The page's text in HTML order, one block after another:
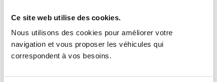
Ce site web utilise des cookies.
Nous utilisons des cookies pour améliorer votre
navigation et vous proposer les véhicules qui
correspondent à vos besoins.